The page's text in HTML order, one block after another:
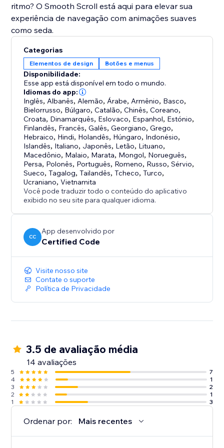
ritmo? O Smooth Scroll está aqui para elevar sua
experiência de navegação com animações suaves
como seda.
Categorias
Elementos de design Botões e menus
Disponibilidade:
Esse app está disponível em todo o mundo.
Idiomas do app:
Inglês, Albanês, Alemão, Árabe, Armênio, Basco,
Bielorrusso, Búlgaro,Catalão,Chinês,Coreano,
Croata, Dinamarquês, Eslovaco, Espanhol, Estónio,
Finlandês, Francês,Galês,Georgiano,Grego,
Hebraico, Hindi, Holandês, Húngaro, Indonésio,
Islandês, Italiano, Japonês, Letão, Lituano,
Macedônio, Malaio, Marata, Mongol, Norueguês,
Persa, Polonês, Português, Romeno, Russo,Sérvio,
Sueco,Tagalog,Tailandês,Tcheco,Turco,
Ucraniano,Vietnamita
Você pode traduzir todo o conteúdo do aplicativo
exibido no seu site para qualquer idioma.
CC
App desenvolvido por
Certified Code
Visite nosso site
Contate o suporte
Política de Privacidade
3.5 de avaliação média
14 avaliações
5
7
4
1
3
2
2
1
1
3
Ordenar por: Mais recentes